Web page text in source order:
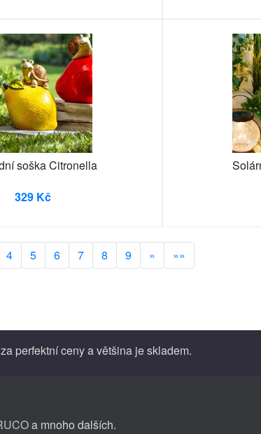
soška Citronella
329 Kč
4 5 6 7 8 9 » »»
perfektní ceny a většina je skladem.
a mnoho dalších.